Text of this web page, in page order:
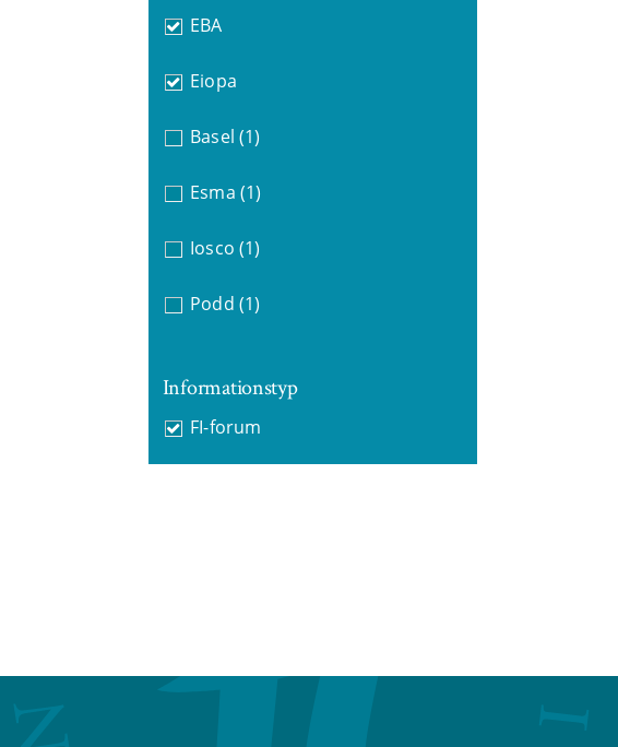
EBA
Eiopa
Basel (1)
Esma (1)
Iosco (1)
Podd (1)
Informationstyp
FI-forum